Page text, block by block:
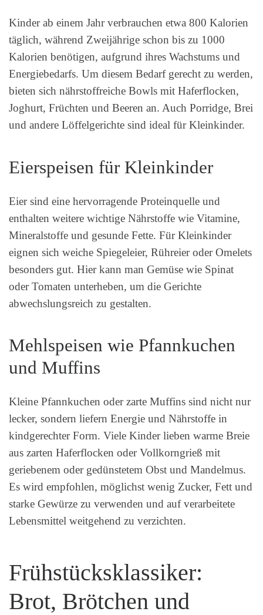
Kinder ab einem Jahr verbrauchen etwa 800 Kalorien
täglich, während Zweijährige schon bis zu 1000
Kalorien benötigen, aufgrund ihres Wachstums und
Energiebedarfs. Um diesem Bedarf gerecht zu werden,
bieten sich nährstoffreiche Bowls mit Haferflocken,
Joghurt, Früchten und Beeren an. Auch Porridge, Brei
und andere Löffelgerichte sind ideal für Kleinkinder.
Eierspeisen für Kleinkinder
Eier sind eine hervorragende Proteinquelle und
enthalten weitere wichtige Nährstoffe wie Vitamine,
Mineralstoffe und gesunde Fette. Für Kleinkinder
eignen sich weiche Spiegeleier, Rühreier oder Omelets
besonders gut. Hier kann man Gemüse wie Spinat
oder Tomaten unterheben, um die Gerichte
abwechslungsreich zu gestalten.
Mehlspeisen wie Pfannkuchen
und Muffins
Kleine Pfannkuchen oder zarte Muffins sind nicht nur
lecker, sondern liefern Energie und Nährstoffe in
kindgerechter Form. Viele Kinder lieben warme Breie
aus zarten Haferflocken oder Vollkorngrieß mit
geriebenem oder gedünstetem Obst und Mandelmus.
Es wird empfohlen, möglichst wenig Zucker, Fett und
starke Gewürze zu verwenden und auf verarbeitete
Lebensmittel weitgehend zu verzichten.
Frühstücksklassiker:
Brot, Brötchen und